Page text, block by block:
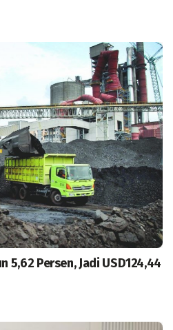
5,62 Persen, Jadi USD124,44